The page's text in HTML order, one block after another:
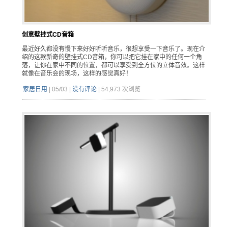
创意壁挂式CD音箱
最近好久都没有慢下来好好听听音乐，很想享受一下音乐了。现在介
绍的这款新奇的壁挂式CD音箱，你可以把它挂在家中的任何一个角
落，让你在家中不同的位置，都可以享受到全方位的立体音效。这样
就像在音乐会的现场，这样的感觉真好！
家居日用 | 05/03 | 没有评论| 54,973 次浏览